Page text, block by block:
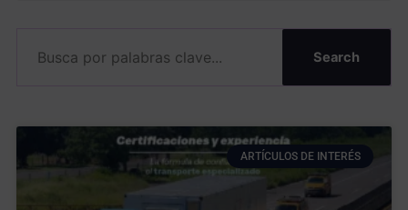
Search
ARTÍCULOS DE INTERÉS